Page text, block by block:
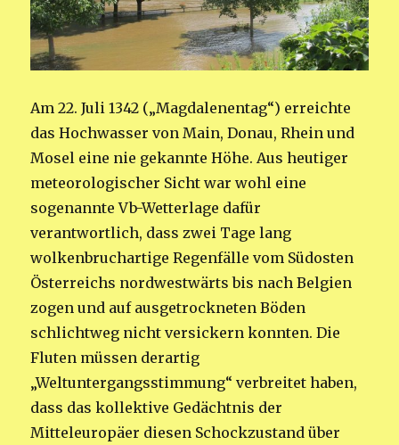
Am 22. Juli 1342 („Magdalenentag“) erreichte
das Hochwasser von Main, Donau, Rhein und
Mosel eine nie gekannte Höhe. Aus heutiger
meteorologischer Sicht war wohl eine
sogenannte Vb-Wetterlage dafür
verantwortlich, dass zwei Tage lang
wolkenbruchartige Regenfälle vom Südosten
Österreichs nordwestwärts bis nach Belgien
zogen und auf ausgetrockneten Böden
schlichtweg nicht versickern konnten. Die
Fluten müssen derartig
„Weltuntergangsstimmung“ verbreitet haben,
dass das kollektive Gedächtnis der
Mitteleuropäer diesen Schockzustand über